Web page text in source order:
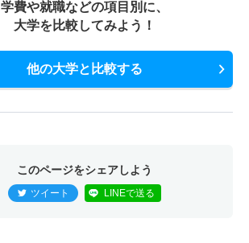
学費や就職などの項目別に、
大学を比較してみよう！
他の大学と比較する
このページをシェアしよう
ツイート LINEで送る